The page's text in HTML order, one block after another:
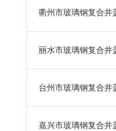
衢州市玻璃钢复合井
丽水市玻璃钢复合井
台州市玻璃钢复合井
嘉兴市玻璃钢复合井